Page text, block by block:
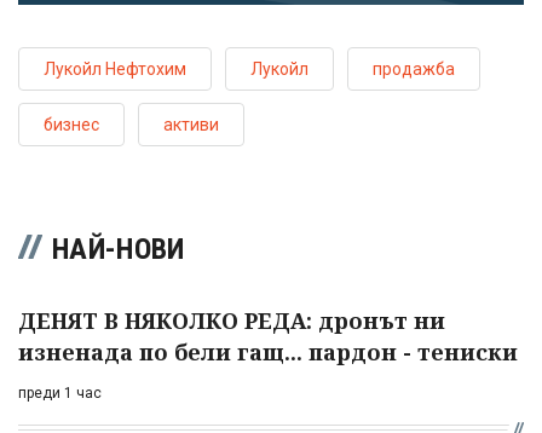
Лукойл Нефтохим Лукойл продажба
бизнес активи
НАЙ-НОВИ
ДЕНЯТ В НЯКОЛКО РЕДА: дронът ни
изненада по бели гащ... пардон - тениски
преди 1 час